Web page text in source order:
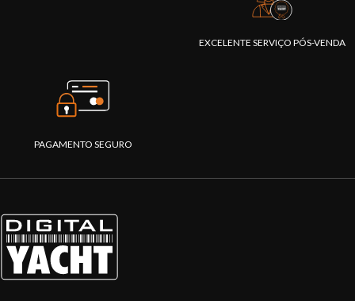
EXCELENTE SERVIÇO PÓS-VENDA
PAGAMENTO SEGURO